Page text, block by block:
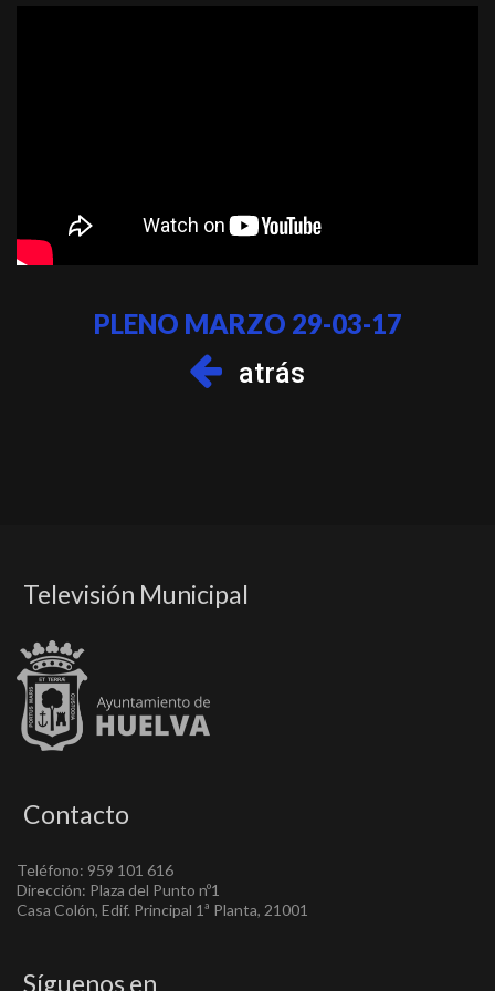
PLENO MARZO 29-03-17
atrás
Televisión Municipal
Contacto
Teléfono: 959 101 616
Dirección: Plaza del Punto nº1
Casa Colón, Edif. Principal 1ª Planta, 21001
Síguenos en